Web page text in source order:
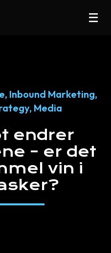
, Inbound Marketing,
, Media
endrer
– er det
vin i